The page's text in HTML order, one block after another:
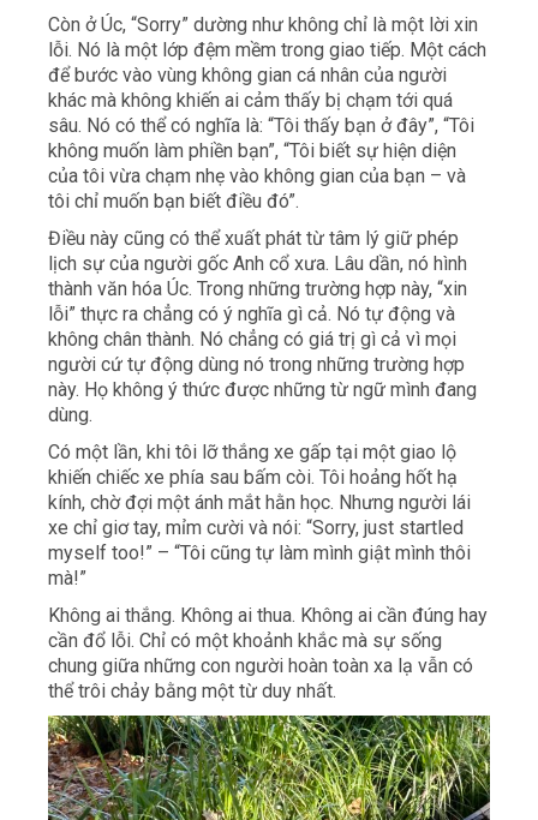
Còn ở Úc, “Sorry” dường như không chỉ là một lời xin
lỗi. Nó là một lớp đệm mềm trong giao tiếp. Một cách
để bước vào vùng không gian cá nhân của người
khác mà không khiến ai cảm thấy bị chạm tới quá
sâu. Nó có thể có nghĩa là: “Tôi thấy bạn ở đây”, “Tôi
không muốn làm phiền bạn”, “Tôi biết sự hiện diện
của tôi vừa chạm nhẹ vào không gian của bạn – và
tôi chỉ muốn bạn biết điều đó”.
Điều này cũng có thể xuất phát từ tâm lý giữ phép
lịch sự của người gốc Anh cổ xưa. Lâu dần, nó hình
thành văn hóa Úc. Trong những trường hợp này, “xin
lỗi” thực ra chẳng có ý nghĩa gì cả. Nó tự động và
không chân thành. Nó chẳng có giá trị gì cả vì mọi
người cứ tự động dùng nó trong những trường hợp
này. Họ không ý thức được những từ ngữ mình đang
dùng.
Có một lần, khi tôi lỡ thắng xe gấp tại một giao lộ
khiến chiếc xe phía sau bấm còi. Tôi hoảng hốt hạ
kính, chờ đợi một ánh mắt hằn học. Nhưng người lái
xe chỉ giơ tay, mỉm cười và nói: “Sorry, just startled
myself too!” – “Tôi cũng tự làm mình giật mình thôi
mà!”
Không ai thắng. Không ai thua. Không ai cần đúng hay
cần đổ lỗi. Chỉ có một khoảnh khắc mà sự sống
chung giữa những con người hoàn toàn xa lạ vẫn có
thể trôi chảy bằng một từ duy nhất.